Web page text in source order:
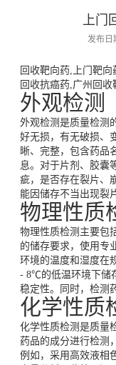
上门
发布日
回收靶向药,上门靶
回收抗癌药,广州回收
外观检测
外观检测是质量检测
好无损，有无破损、
晰、完整，包含药品
息。对于片剂、胶囊
疵，是否存在裂片、
能因储存不当出现裂
物理性质
物理性质检测主要包
的储存要求，使用专
环境的温度和湿度在
- 8℃的低温环境下储
稳定性。同时，检测
化学性质
化学性质检测是质量
药品的成分进行检测
例如，采用高效液相